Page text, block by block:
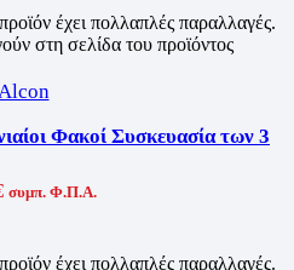
έχει πολλαπλές παραλλαγές.
στη σελίδα του προϊόντος
Alcon
Φακοί Συσκευασία των 3
συμπ. Φ.Π.Α.
έχει πολλαπλές παραλλαγές.